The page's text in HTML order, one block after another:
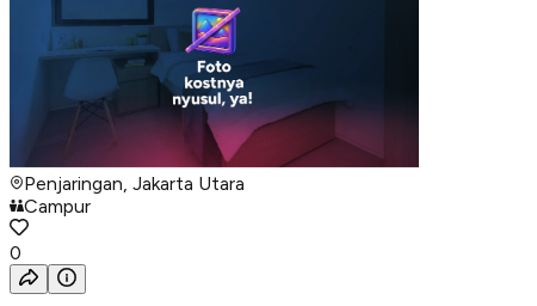
Penjaringan, Jakarta Utara
Campur
0